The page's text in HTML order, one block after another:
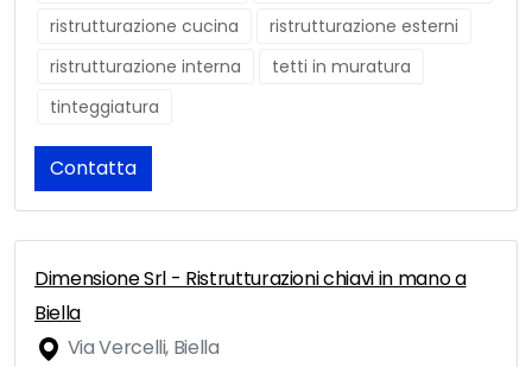
ristrutturazione cucina
ristrutturazione esterni
ristrutturazione interna
tetti in muratura
tinteggiatura
Contatta
Dimensione Srl - Ristrutturazioni chiavi in mano a
Biella
Via Vercelli, Biella